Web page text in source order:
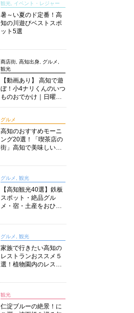
説！
観光, イベント・レジャー
暑～い夏のド定番！高
知の川遊びベストスポ
ット5選
商店街, 高知出身, グルメ,
観光
【動画あり】 高知で遊
ぼ！小4ナリくんのいつ
ものおでかけ｜日曜市
グルメ
高知のおすすめモーニ
ング20選！「喫茶店の
街」高知で美味しい喫
グルメ, 観光
【高知観光40選】鉄板
スポット・絶品グル
メ・宿・土産をおひと
グルメ, 観光
家族で行きたい高知の
レストランおススメ５
選！植物園内のレスト
観光
仁淀ブルーの絶景！に